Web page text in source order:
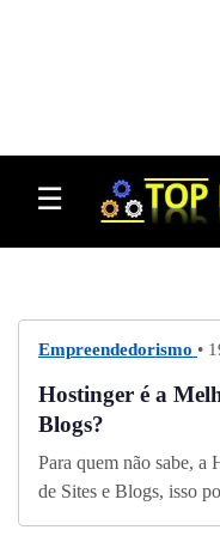
☰
Empreendedorismo •
Hostinger é a
Blogs?
Para quem não sabe, a
de Sites e Blogs, isso